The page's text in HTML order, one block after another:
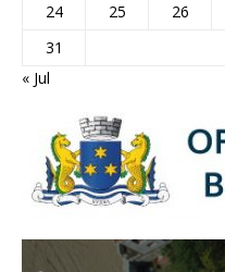
24
25 26
31
« Jul